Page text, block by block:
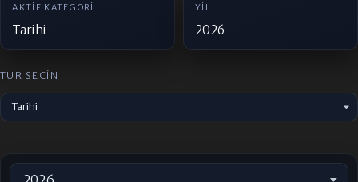
AKTIF KATEGORI
Tarihi
YIL
2026
TUR SECIN
Tarihi